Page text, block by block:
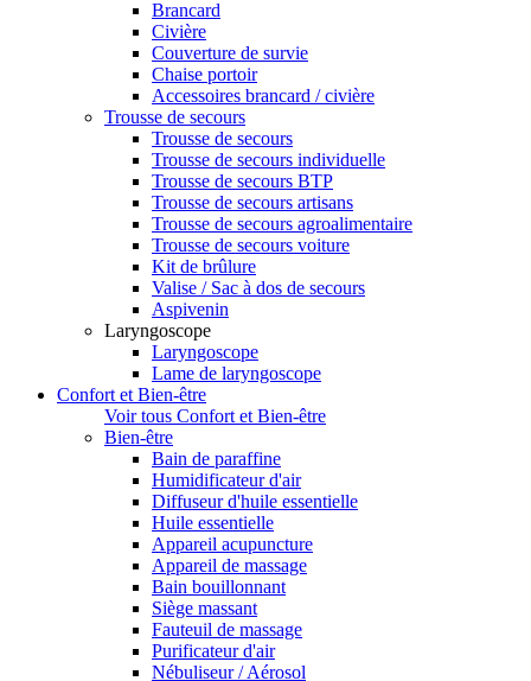
Brancard
Civière
Couverture de survie
Chaise portoir
Accessoires brancard / civière
Trousse de secours
Trousse de secours
Trousse de secours individuelle
Trousse de secours BTP
Trousse de secours artisans
Trousse de secours agroalimentaire
Trousse de secours voiture
Kit de brûlure
Valise / Sac à dos de secours
Aspivenin
Laryngoscope
Laryngoscope
Lame de laryngoscope
Confort et Bien-être
Voir tous Confort et Bien-être
Bien-être
Bain de paraffine
Humidificateur d'air
Diffuseur d'huile essentielle
Huile essentielle
Appareil acupuncture
Appareil de massage
Bain bouillonnant
Siège massant
Fauteuil de massage
Purificateur d'air
Nébuliseur / Aérosol